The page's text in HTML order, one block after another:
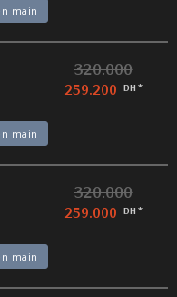
main
320.000
259.200 DH *
main
320.000
259.000 DH *
main